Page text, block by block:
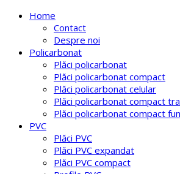
Home
Contact
Despre noi
Policarbonat
Plăci policarbonat
Plăci policarbonat compact
Plăci policarbonat celular
Plăci policarbonat compact
Plăci policarbonat compact
PVC
Plăci PVC
Plăci PVC expandat
Plăci PVC compact